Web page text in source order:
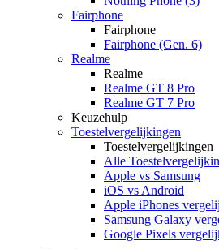
Fairphone
Fairphone
Fairphone (Gen. 6)
Realme
Realme
Realme GT 8 Pro
Realme GT 7 Pro
Keuzehulp
Toestelvergelijkingen
Toestelvergelijkingen
Alle
Apple vs Samsung
iOS vs Android
Apple iPhones
Samsung Galaxy
Google Pixels